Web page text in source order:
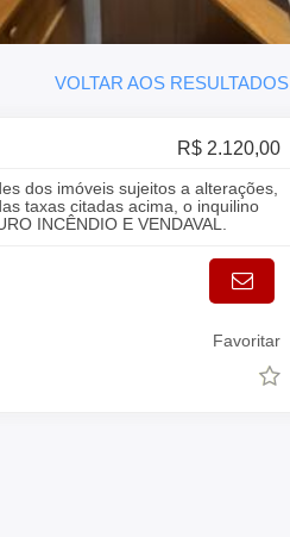
VOLTAR AOS RESULTADOS
R$ 2.120,00
dos imóveis sujeitos a alterações,
taxas citadas acima, o inquilino
INCÊNDIO E VENDAVAL.
Favoritar